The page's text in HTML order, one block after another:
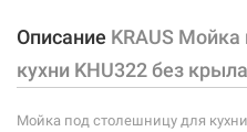
Размер мойки (длина/ширина):
Размер чаши (длина/ширина):
Глубина чаши:
Описание KRAUS
кухни KHU322 без
Мойка под столешницу для